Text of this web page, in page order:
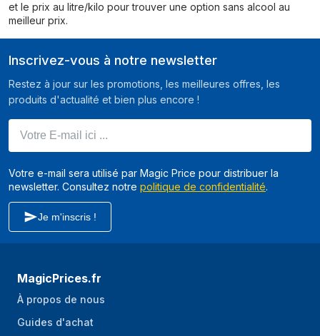
et le prix au litre/kilo pour trouver une option sans alcool au
meilleur prix.
Inscrivez-vous à notre newsletter
Restez à jour sur les promotions, les meilleures offres, les
produits d'actualité et bien plus encore !
Votre e-mail sera utilisé par Magic Price pour distribuer la
newsletter. Consultez notre politique de confidentialité.
Je m'inscris !
MagicPrices.fr
À propos de nous
Guides d'achat